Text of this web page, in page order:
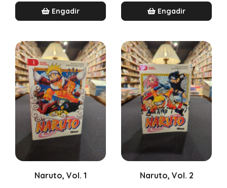
Engadir Engadir
Naruto, Vol. 1 Naruto, Vol. 2